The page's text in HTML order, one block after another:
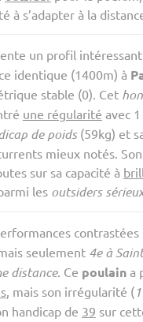
à s’adapter à la
un profil intéressant
identique (1400m) à
stable (0). Cet
une régularité avec
de poids(59kg) et
mieux notés.
sur sa capacité à
les outsiders
seulement 4e à
distance. Ce poulaina
, mais son irrégularité (
handicap de 39 sur